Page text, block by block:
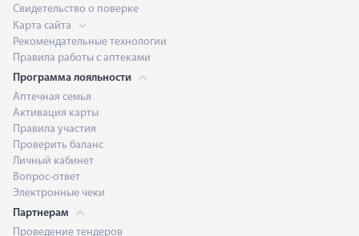
Свидетельство о поверке
Карта сайта
Рекомендательные технологии
Правила работы с аптеками
Программа лояльности
Аптечная семья
Активация карты
Правила участия
Проверить баланс
Личный кабинет
Вопрос-ответ
Электронные чеки
Партнерам
Проведение тендеров